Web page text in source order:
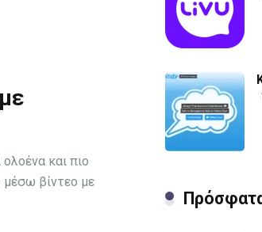
και πιο
μέσω βίντεο με